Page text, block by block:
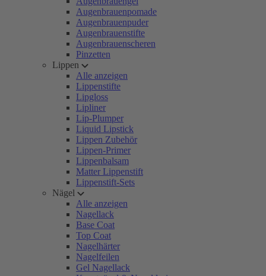
Augenbrauenpomade
Augenbrauenpuder
Augenbrauenstifte
Augenbrauenscheren
Pinzetten
Lippen
Alle anzeigen
Lippenstifte
Lipgloss
Lipliner
Lip-Plumper
Liquid Lipstick
Lippen Zubehör
Lippen-Primer
Lippenbalsam
Matter Lippenstift
Lippenstift-Sets
Nägel
Alle anzeigen
Nagellack
Base Coat
Top Coat
Nagelhärter
Nagelfeilen
Gel Nagellack